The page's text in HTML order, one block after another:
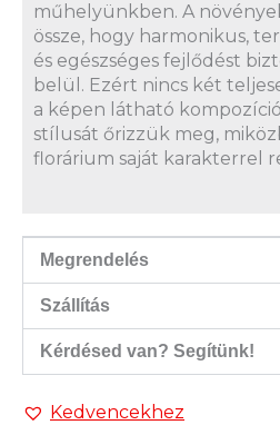
műhelyünkben. A
össze, hogy harmonikus,
és egészséges fejlődést
belül. Ezért nincs két
a képen látható
stílusát őrizzük meg,
florárium saját karakterrel
Megrendelés
Szállítás
Kérdésed van? Segítünk!
Kedvencekhez